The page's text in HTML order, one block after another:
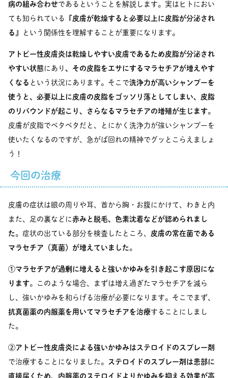
病の組み合わせであるということを解説します。実はヒトにおい
ても知られている
『皮膚が乾燥すると必要以上に皮脂が分泌され
る』
という関係性を理解することが重要になります。
アトピー性皮膚炎は乾燥しやすい皮膚であるため皮脂が分泌され
やすい状態 にあり 、その皮脂をエサにするマラセチアが増えやす
くなる という状況にあります。そこで洗浄力が高いシャンプーを
使うと、必要以上に皮膚の皮脂をゴッソリ落としてしまい、皮脂
のリバウンドが起こり、さらなるマラセチアの増殖が生じます。
皮膚が皮脂でベタベタだと、とにかく洗浄力が強いシャンプーを
使いたくなるのですが、急がば回れの精神でグッとこらえましょ
う！
今回の治療
皮膚の症状は眼の周りや耳、首から胸・お腹にかけて、わきと内
また、足の裏などに赤みと脱毛、色素沈着などが認められまし
た 。症状の出ている部分を検査したところ、 皮膚の常在菌である
マラセチア（真菌）が増えていました 。
①マラセチアが過剰に増えると強いかゆみを引き起こす原因にな
ります。このような場合、まずは増え過ぎたマラセチアを減ら
し、強いかゆみを和らげる治療が必要になります。そこでまず、
抗真菌薬の内服薬を用いてマラセチアを治療することにしまし
た。
②アトピー性皮膚炎による強いかゆみはステロイドのスプレー剤
で治療することになりました。
ステロイドのスプレー剤は患部に
直接届くため、内服薬のステロイドよりかゆみを抑える効果が高